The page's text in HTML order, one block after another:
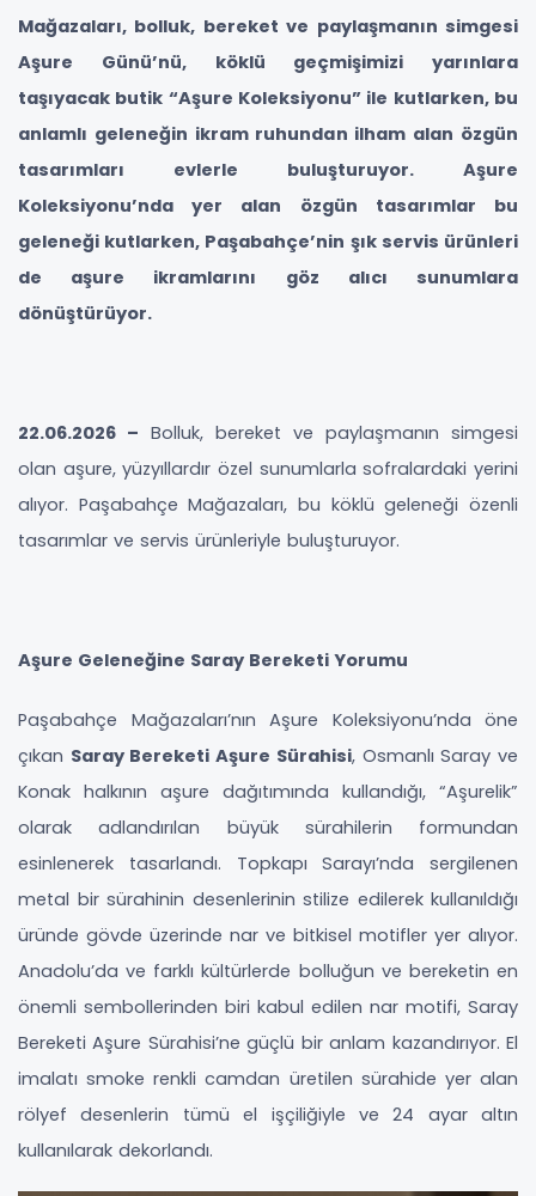
Mağazaları, bolluk, bereket ve paylaşmanın simgesi
Aşure Günü’nü, köklü geçmişimizi yarınlara
taşıyacak butik “Aşure Koleksiyonu” ile kutlarken, bu
anlamlı geleneğin ikram ruhundan ilham alan özgün
tasarımları evlerle buluşturuyor. Aşure
Koleksiyonu’nda yer alan özgün tasarımlar bu
geleneği kutlarken, Paşabahçe’nin şık servis ürünleri
de aşure ikramlarını göz alıcı sunumlara
dönüştürüyor.
22.06.2026 – Bolluk, bereket ve paylaşmanın simgesi
olan aşure, yüzyıllardır özel sunumlarla sofralardaki yerini
alıyor. Paşabahçe Mağazaları, bu köklü geleneği özenli
tasarımlar ve servis ürünleriyle buluşturuyor.
Aşure Geleneğine Saray Bereketi Yorumu
Paşabahçe Mağazaları’nın Aşure Koleksiyonu’nda öne
çıkan Saray Bereketi Aşure Sürahisi, Osmanlı Saray ve
Konak halkının aşure dağıtımında kullandığı, “Aşurelik”
olarak adlandırılan büyük sürahilerin formundan
esinlenerek tasarlandı. Topkapı Sarayı’nda sergilenen
metal bir sürahinin desenlerinin stilize edilerek kullanıldığı
üründe gövde üzerinde nar ve bitkisel motifler yer alıyor.
Anadolu’da ve farklı kültürlerde bolluğun ve bereketin en
önemli sembollerinden biri kabul edilen nar motifi, Saray
Bereketi Aşure Sürahisi’ne güçlü bir anlam kazandırıyor. El
imalatı smoke renkli camdan üretilen sürahide yer alan
rölyef desenlerin tümü el işçiliğiyle ve 24 ayar altın
kullanılarak dekorlandı.